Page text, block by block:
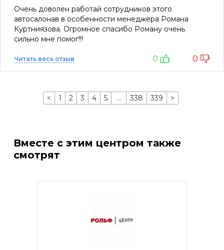
Очень доволен работай сотрудников этого
автосалонав в особенности менеджера Романа
Куртниязова. Огромное спасибо Роману очень
сильно мне помог!!!
Читать весь отзыв 0 0
< 1 2 3 4 5 … 338 339 >
Вместе с этим центром также
смотрят